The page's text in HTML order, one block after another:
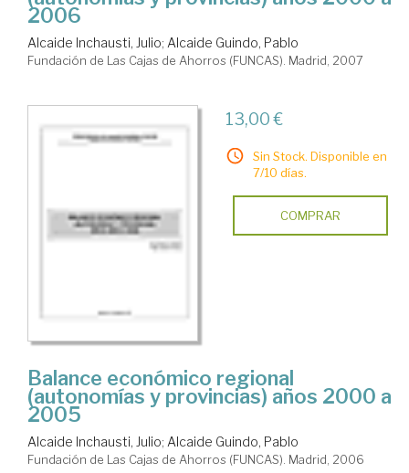
2006
Alcaide Inchausti, Julio; Alcaide Guindo, Pablo
Fundación de Las Cajas de Ahorros (FUNCAS). Madrid, 2007
13,00 €
Sin Stock. Disponible en
7/10 días.
COMPRAR
Balance económico regional
(autonomías y provincias) años 2000 a
2005
Alcaide Inchausti, Julio; Alcaide Guindo, Pablo
Fundación de Las Cajas de Ahorros (FUNCAS). Madrid, 2006